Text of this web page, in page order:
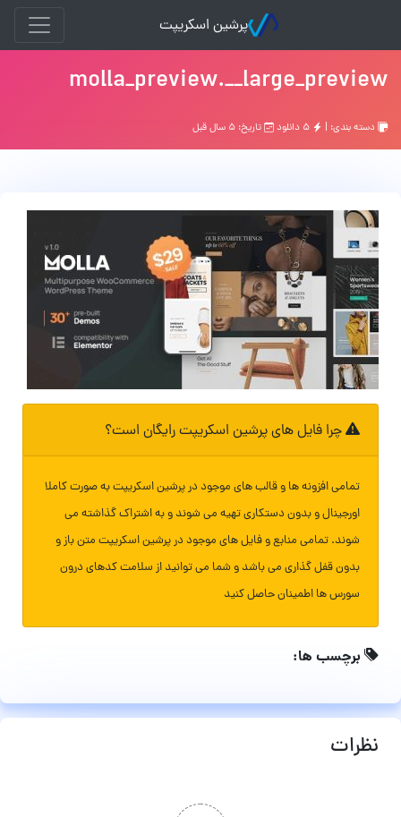
پرشین اسکریپت
molla_preview.__large_preview
دسته بندی: | تاریخ: ۵ سال قبل
چرا فایل های پرشین اسکریپت رایگان است؟
تمامی افزونه ها و قالب های موجود در پرشین اسکریپت به صورت کاملا
اورجینال و بدون دستکاری تهیه می شوند و به اشتراک گذاشته می
شوند. تمامی منابع و فایل های موجود در پرشین اسکریپت متن باز و
بدون قفل گذاری می باشد و شما می توانید از سلامت کدهای درون
سورس ها اطمینان حاصل کنید
برچسب ها:
نظرات